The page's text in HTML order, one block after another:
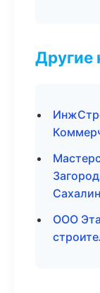
Другие
ООО